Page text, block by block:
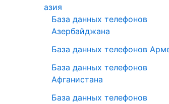
азия
База данных телефонов
Азербайджана
База данных телефонов
База данных телефонов
Афганистана
База данных телефонов